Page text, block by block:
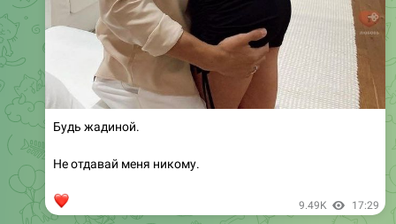
Будь жадиной.
Не отдавай меня никому.
9.49K 17:29